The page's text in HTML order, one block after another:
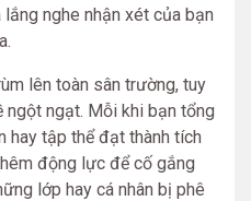
nghe nhận xét của bạn
lên toàn sân trường, tuy
ngột ngạt. Mỗi khi bạn tổng
hay tập thể đạt thành tích
động lực để cố gắng
lớp hay cá nhân bị phê